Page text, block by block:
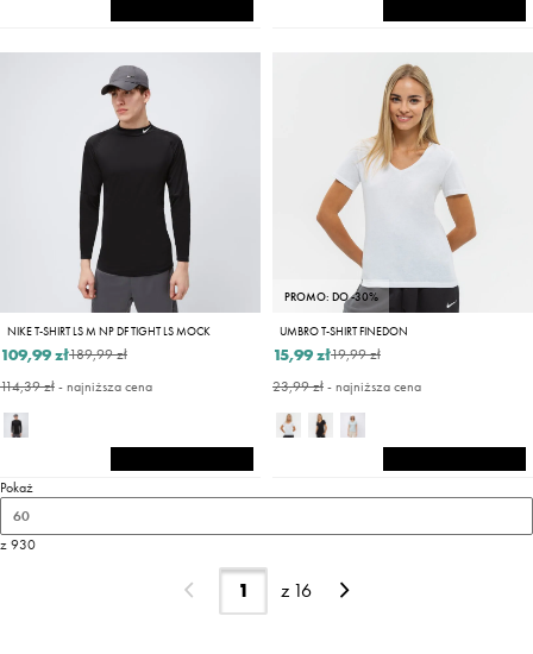
NIKE T-SHIRT LS M NP DF TIGHT LS MOCK
189,99 zł
109,99 zł
114,39 zł- najniższa cena
PROMO: DO -30%
UMBRO T-SHIRT FINEDON
19,99 zł
15,99 zł
23,99 zł- najniższa cena
Pokaż
60
z 930
z 16